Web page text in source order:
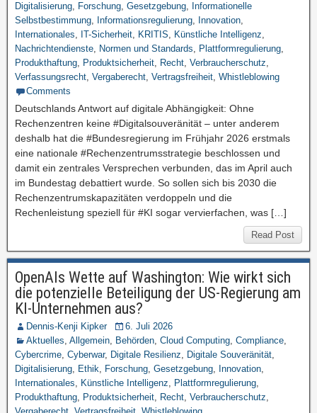
Digitalisierung, Forschung, Gesetzgebung, Informationelle
Selbstbestimmung, Informationsregulierung, Innovation,
Internationales, IT-Sicherheit, KRITIS, Künstliche Intelligenz,
Nachrichtendienste, Normen und Standards, Plattformregulierung,
Produkthaftung, Produktsicherheit, Recht, Verbraucherschutz,
Verfassungsrecht, Vergaberecht, Vertragsfreiheit, Whistleblowing
Comments
Deutschlands Antwort auf digitale Abhängigkeit: Ohne
Rechenzentren keine #Digitalsouveränität – unter anderem
deshalb hat die #Bundesregierung im Frühjahr 2026 erstmals
eine nationale #Rechenzentrumsstrategie beschlossen und
damit ein zentrales Versprechen verbunden, das im April auch
im Bundestag debattiert wurde. So sollen sich bis 2030 die
Rechenzentrumskapazitäten verdoppeln und die
Rechenleistung speziell für #KI sogar vervierfachen, was […]
Read Post
OpenAIs Wette auf Washington: Wie wirkt sich
die potenzielle Beteiligung der US-Regierung am
KI-Unternehmen aus?
Dennis-Kenji Kipker
6. Juli 2026
Aktuelles, Allgemein, Behörden, Cloud Computing, Compliance,
Cybercrime, Cyberwar, Digitale Resilienz, Digitale Souveränität,
Digitalisierung, Ethik, Forschung, Gesetzgebung, Innovation,
Internationales, Künstliche Intelligenz, Plattformregulierung,
Produkthaftung, Produktsicherheit, Recht, Verbraucherschutz,